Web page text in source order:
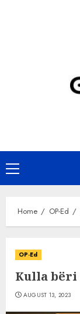
Primary
Menu
Home OP-Ed
OP-Ed
Kulla bëri
AUGUST 13, 2023